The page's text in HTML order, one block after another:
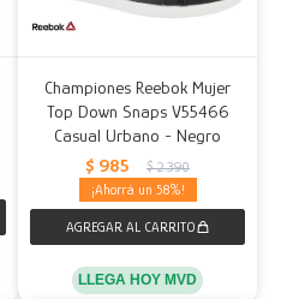
Championes Reebok Mujer
Top Down Snaps V55466
Casual Urbano - Negro
$ 985 $ 2.390
58
LLEGA HOY MVD